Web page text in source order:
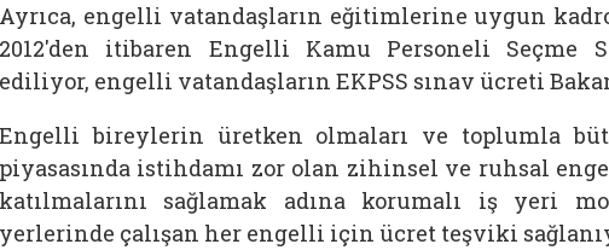
Ayrıca, engelli vatandaşların eğitimlerine uygun
2012'den itibaren Engelli Kamu Personeli Seçme
ediliyor, engelli vatandaşların EKPSS sınav ücreti
Engelli bireylerin üretken olmaları ve toplumla
piyasasında istihdamı zor olan zihinsel ve ruhsal
katılmalarını sağlamak adına korumalı iş yeri
yerlerinde çalışan her engelli için ücret teşviki